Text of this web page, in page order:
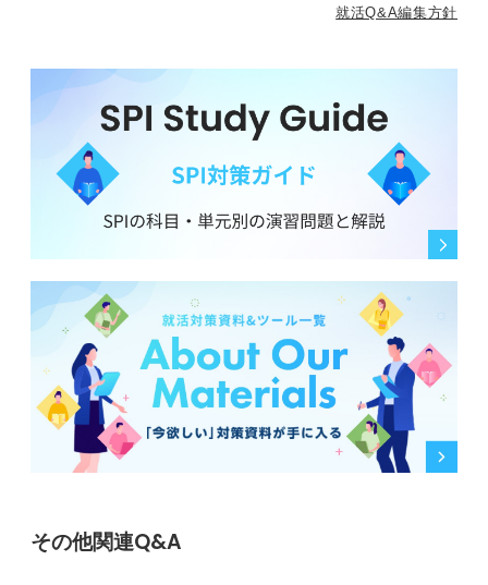
就活Q&A編集方針
その他関連Q&A